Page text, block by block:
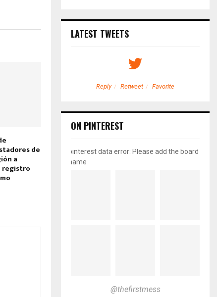
de
a
registro
LATEST TWEETS
Reply Retweet Favorite
ON PINTEREST
pinterest data error: Please add the board
name
@thefirstmess